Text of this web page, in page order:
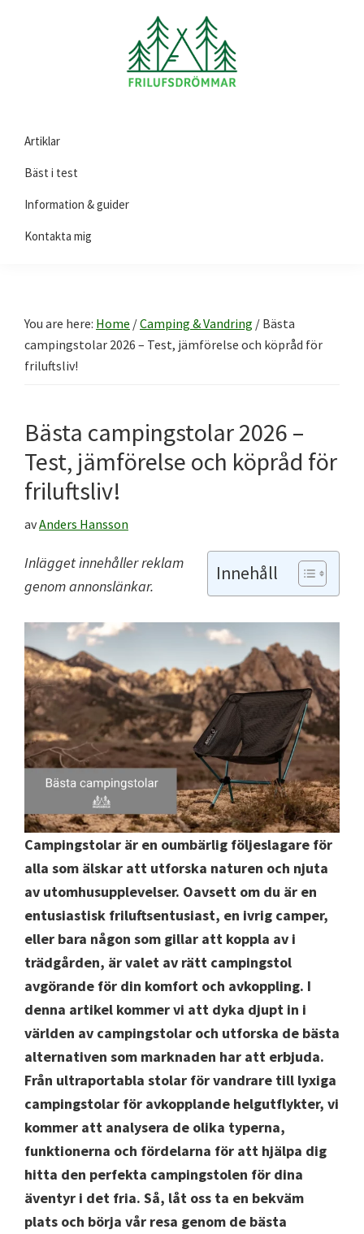
hittar
du
och
tips
ditt
friluftsliv!
Artiklar
Bäst i test
Information & guider
Kontakta mig
You are here: Home /Camping & Vandring / Bästa
campingstolar 2026 – Test, jämförelse och köpråd för
friluftsliv!
Bästa campingstolar 2026 –
Test, jämförelse och köpråd för
friluftsliv!
avAnders Hansson
Innehåll
Inlägget innehåller reklam
genom annonslänkar.
Campingstolar är en oumbärlig följeslagare för
alla som älskar att utforska naturen och njuta
av utomhusupplevelser. Oavsett om du är en
entusiastisk friluftsentusiast, en ivrig camper,
eller bara någon som gillar att koppla av i
trädgården, är valet av rätt campingstol
avgörande för din komfort och avkoppling. I
denna artikel kommer vi att dyka djupt in i
världen av campingstolar och utforska de bästa
alternativen som marknaden har att erbjuda.
Från ultraportabla stolar för vandrare till lyxiga
campingstolar för avkopplande helgutflykter, vi
kommer att analysera de olika typerna,
funktionerna och fördelarna för att hjälpa dig
hitta den perfekta campingstolen för dina
äventyr i det fria. Så, låt oss ta en bekväm
plats och börja vår resa genom de bästa